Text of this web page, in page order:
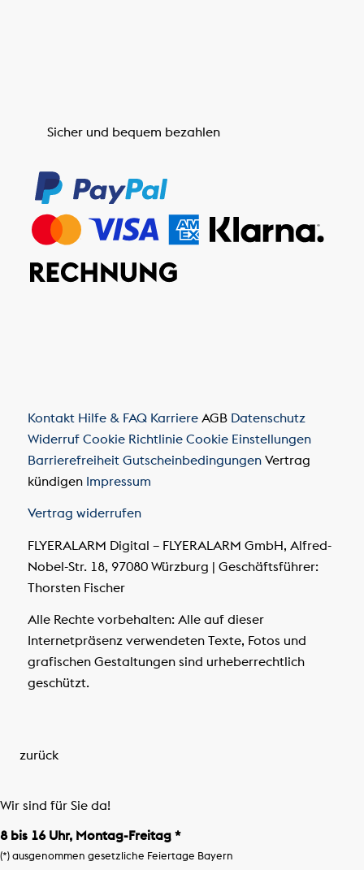
Sicher und bequem bezahlen
Kontakt Hilfe & FAQ Karriere AGB Datenschutz
Widerruf Cookie Richtlinie Cookie Einstellungen
Barrierefreiheit Gutscheinbedingungen Vertrag
kündigen Impressum
Vertrag widerrufen
FLYERALARM Digital – FLYERALARM GmbH, Alfred-
Nobel-Str. 18, 97080 Würzburg | Geschäftsführer:
Thorsten Fischer
Alle Rechte vorbehalten: Alle auf dieser
Internetpräsenz verwendeten Texte, Fotos und
grafischen Gestaltungen sind urheberrechtlich
geschützt.
zurück
Wir sind für Sie da!
8 bis 16 Uhr, Montag-Freitag *
(*) ausgenommen gesetzliche Feiertage Bayern